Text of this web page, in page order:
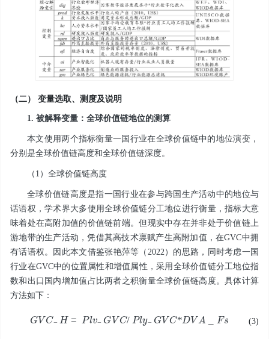
（二） 变量选取、测度及说明
1. 被解释变量：全球价值链地位的测算
本文使用两个指标衡量一国行业在全球价值链中的地位演变，
分别是全球价值链高度和全球价值链深度。
（1）全球价值链高度
全球价值链高度是指一国行业在参与跨国生产活动中的地位与
话语权，学术界大多使用全球价值链分工地位进行衡量，指标大意
味着处在高附加值的价值链前端。但现实中存在并非处于价值链上
游地带的生产活动，凭借其高技术禀赋产生高附加值，在GVC中拥
有话语权。因此本文借鉴张艳萍等（2022）的思路，同时考虑一国
行业在GVC中的位置属性和增值属性，采用全球价值链分工地位指
数和出口国内增加值占比两者之积衡量全球价值链高度。具体计算
方法如下：
GVC- H=P -G C/Ply-GVC DVA_Fs
(3)